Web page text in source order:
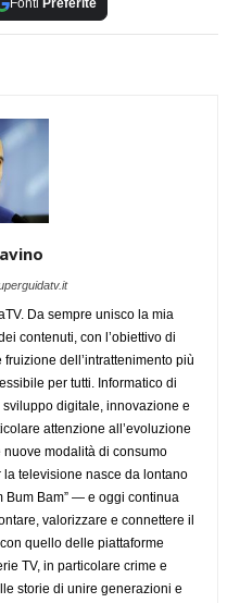
Fonti Preferite
Da sempre unisco la mia
contenuti, con l’obiettivo di
dell’intrattenimento più
per tutti. Informatico di
digitale, innovazione e
attenzione all’evoluzione
modalità di consumo
televisione nasce da lontano
Bum Bam” — e oggi continua
valorizzare e connettere il
quello delle piattaforme
TV, in particolare crime e
storie di unire generazioni e